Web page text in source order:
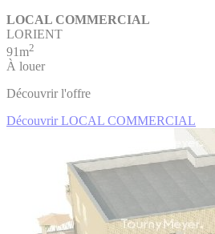
LOCAL COMMERCIAL
LORIENT
91m2
À louer
Découvrir l'offre
Découvrir LOCAL COMMERCIAL